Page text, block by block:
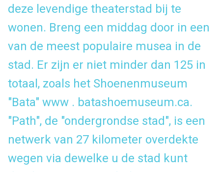
deze levendige theaterstad bij te
wonen. Breng een middag door in een
van de meest populaire musea in de
stad. Er zijn er niet minder dan 125 in
totaal, zoals het Shoenenmuseum
"Bata" www . batashoemuseum.ca.
"Path", de "ondergrondse stad", is een
netwerk van 27 kilometer overdekte
wegen via dewelke u de stad kunt